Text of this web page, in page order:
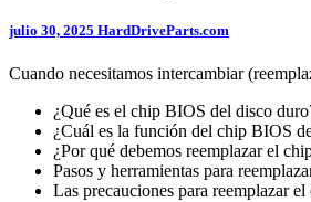
julio 30, 2025 HardDriveParts.com
Cuando necesitamos intercambiar
¿Qué es el chip BIOS del disco
¿Cuál es la función del chip BIOS
¿Por qué debemos reemplazar el
Pasos y herramientas para
Las precauciones para reemplazar